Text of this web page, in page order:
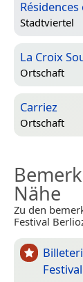
Stadtviertel
La Croix
Ortschaft
Carriez
Ortschaft
Nähe
Zu den
Festival